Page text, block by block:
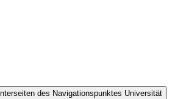
des Navigationspunktes Universität